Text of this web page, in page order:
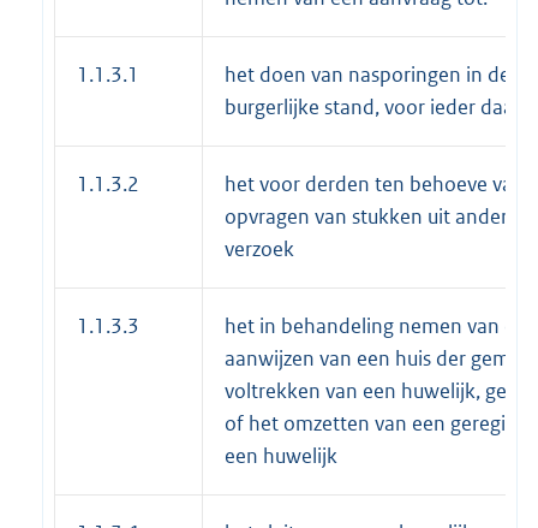
1.1.3.1
het doen van nasporingen in de
burgerlijke stand, voor ieder
1.1.3.2
het voor derden ten behoeve van
opvragen van stukken uit andere
verzoek
1.1.3.3
het in behandeling nemen van
aanwijzen van een huis der
voltrekken van een huwelijk,
of het omzetten van een
een huwelijk